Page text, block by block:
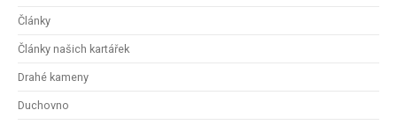
Články
Články našich kartářek
Drahé kameny
Duchovno